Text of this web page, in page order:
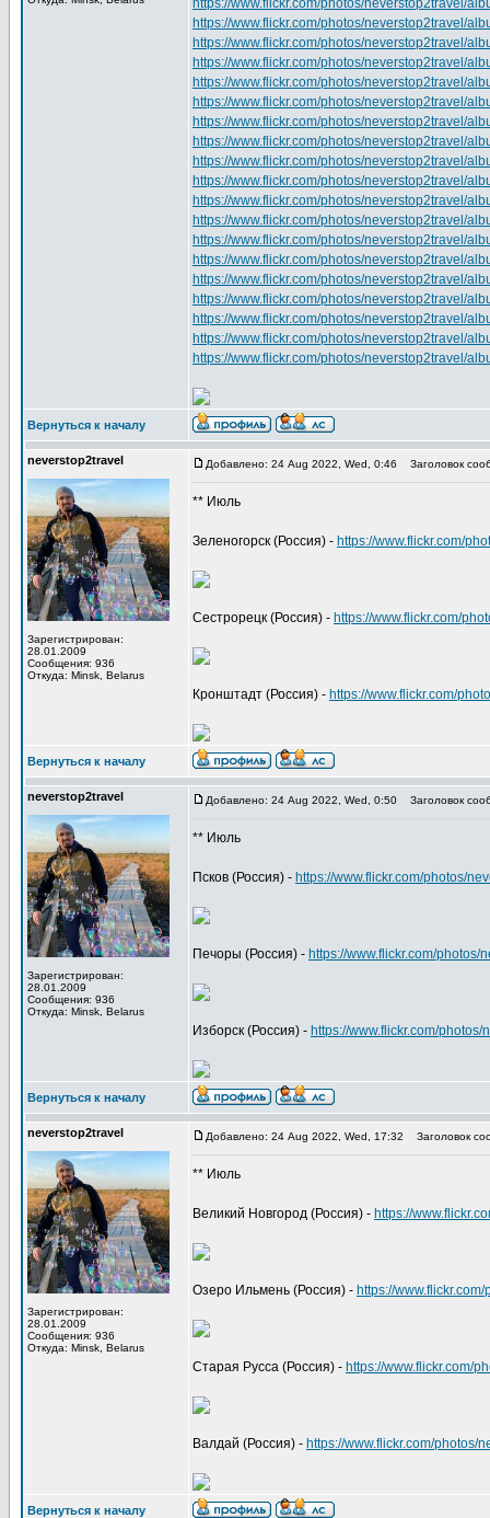
https://www.flickr.com/photos/neverstop2travel/
https://www.flickr.com/photos/neverstop2travel/
https://www.flickr.com/photos/neverstop2travel/
https://www.flickr.com/photos/neverstop2travel/
https://www.flickr.com/photos/neverstop2travel/
https://www.flickr.com/photos/neverstop2travel/
https://www.flickr.com/photos/neverstop2travel/
https://www.flickr.com/photos/neverstop2travel/
https://www.flickr.com/photos/neverstop2travel/
https://www.flickr.com/photos/neverstop2travel/
https://www.flickr.com/photos/neverstop2travel/
https://www.flickr.com/photos/neverstop2travel/
https://www.flickr.com/photos/neverstop2travel/
https://www.flickr.com/photos/neverstop2travel/
https://www.flickr.com/photos/neverstop2travel/
https://www.flickr.com/photos/neverstop2travel/
https://www.flickr.com/photos/neverstop2travel/
https://www.flickr.com/photos/neverstop2travel/
https://www.flickr.com/photos/neverstop2travel/
Вернуться к началу
neverstop2travel
Зарегистрирован:
28.01.2009
Сообщения: 936
Откуда: Minsk, Belarus
Добавлено: 24 Aug 2022, Wed, 0:46 Заголовок
** Июль
Зеленогорск (Россия) - https://www.flickr.com/
Сестрорецк (Россия) - https://www.flickr.com/
Кронштадт (Россия) - https://www.flickr.com/
Вернуться к началу
neverstop2travel
Зарегистрирован:
28.01.2009
Сообщения: 936
Откуда: Minsk, Belarus
Добавлено: 24 Aug 2022, Wed, 0:50 Заголовок
** Июль
Псков (Россия) - https://www.flickr.com/photos/
Печоры (Россия) - https://www.flickr.com/
Изборск (Россия) - https://www.flickr.com/
Вернуться к началу
neverstop2travel
Зарегистрирован:
28.01.2009
Сообщения: 936
Откуда: Minsk, Belarus
Добавлено: 24 Aug 2022, Wed, 17:32 Заголовок
** Июль
Великий Новгород (Россия) - https://
Озеро Ильмень (Россия) - https://
Старая Русса (Россия) - https://www.flickr.com/
Валдай (Россия) - https://www.flickr.com/
Вернуться к началу